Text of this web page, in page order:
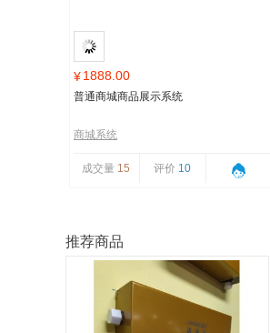
¥1888.00
普通商城商品展示系统
商城系统
成交量 15 评价 10
推荐商品